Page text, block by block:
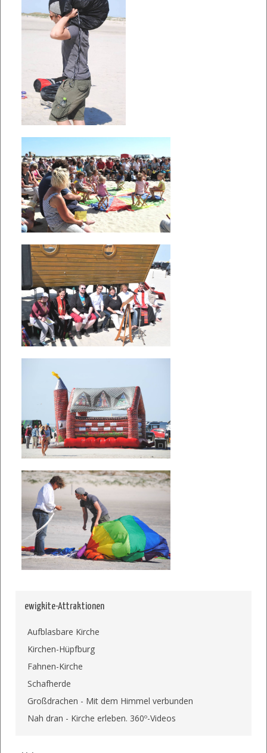
ewigkite-Attraktionen
Aufblasbare Kirche
Kirchen-Hüpfburg
Fahnen-Kirche
Schafherde
Großdrachen - Mit dem Himmel verbunden
Nah dran - Kirche erleben. 360º-Videos